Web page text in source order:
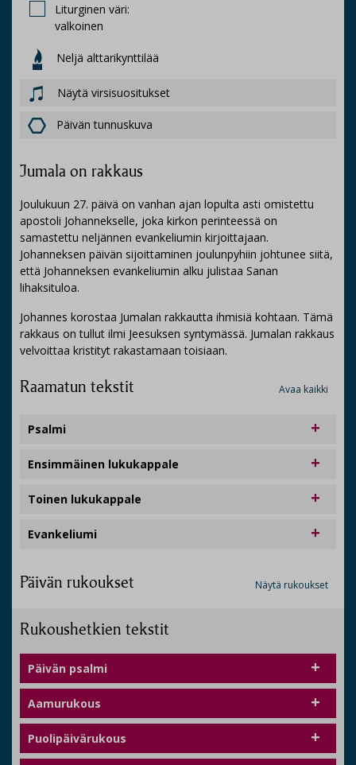
Liturginen väri:
valkoinen
Neljä alttarikynttilää
Näytä virsisuositukset
Päivän tunnuskuva
Jumala on rakkaus
Joulukuun 27. päivä on vanhan ajan lopulta asti omistettu
apostoli Johannekselle, joka kirkon perinteessä on
samastettu neljännen evankeliumin kirjoittajaan.
Johanneksen päivän sijoittaminen joulunpyhiin johtunee siitä,
että Johanneksen evankeliumin alku julistaa Sanan
lihaksituloa.
Johannes korostaa Jumalan rakkautta ihmisiä kohtaan. Tämä
rakkaus on tullut ilmi Jeesuksen syntymässä. Jumalan rakkaus
velvoittaa kristityt rakastamaan toisiaan.
Raamatun tekstit Avaa kaikki
Psalmi
Ensimmäinen lukukappale
Toinen lukukappale
Evankeliumi
Päivän rukoukset Näytä rukoukset
Rukoushetkien tekstit
Päivän psalmi
Aamurukous
Puolipäivärukous